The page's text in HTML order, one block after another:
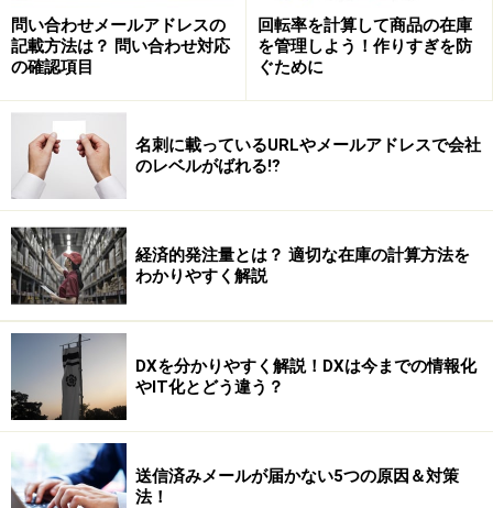
国内でもスキミングの被害があるため、お店でクレジッ
トカードを使う場合はICチップ対応のカード読取機を設
置するよう義務化する割賦販売法改正の動きがありま
す。
カード情報が暗号化されてICチップに入っていますので
偽造しにくくなります。現在、7割ほどのクレジットカ
ードがICチップを搭載していますが、対応しているお店
は2割もありません。
カードの不正利用があるとどうなる
問い合わせメールアドレスの
記載方法は？ 問い合わせ対応
の確認項目
回転率を計算して商品の在庫
を管理しよう！作りすぎを防
ぐために
名刺に載っているURLやメールアドレスで会社
のレベルがばれる⁉
経済的発注量とは？ 適切な在庫の計算方法を
わかりやすく解説
DXを分かりやすく解説！DXは今までの情報化
やIT化とどう違う？
送信済みメールが届かない5つの原因＆対策
法！